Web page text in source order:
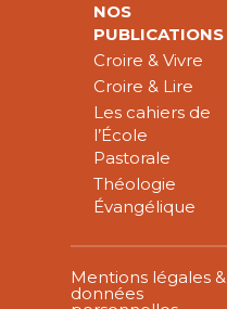
NOS
PUBLICATIONS
Croire & Vivre
Croire & Lire
Les cahiers de
l’École
Pastorale
Théologie
Évangélique
Mentions légales &
données